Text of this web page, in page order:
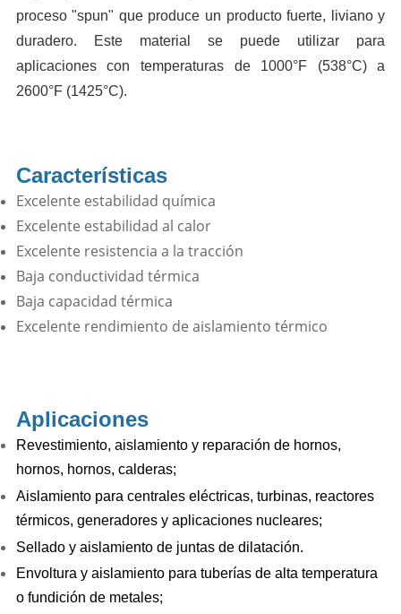
proceso "spun" que produce un producto fuerte, liviano y
duradero. Este material se puede utilizar para
aplicaciones con temperaturas de 1000°F (538°C) a
2600°F (1425°C).
Características
Excelente estabilidad química
Excelente estabilidad al calor
Excelente resistencia a la tracción
Baja conductividad térmica
Baja capacidad térmica
Excelente rendimiento de aislamiento térmico
Aplicaciones
Revestimiento, aislamiento y reparación de hornos,
hornos, hornos, calderas;
Aislamiento para centrales eléctricas, turbinas, reactores
térmicos, generadores y aplicaciones nucleares;
Sellado y aislamiento de juntas de dilatación.
Envoltura y aislamiento para tuberías de alta temperatura
o fundición de metales;